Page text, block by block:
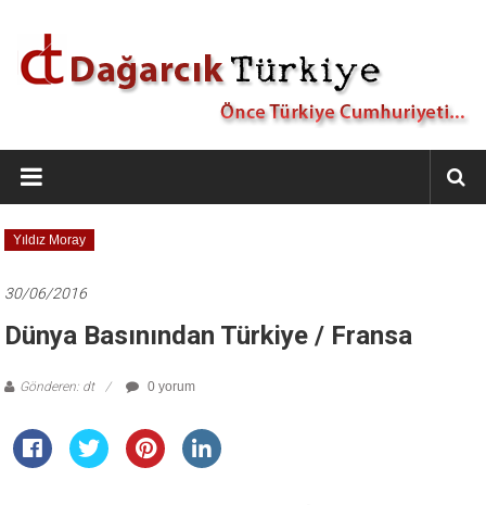
Dağarcık
Türkiye
Önce
Türkiye
Yıldız Moray
30/06/2016
Dünya Basınından Türkiye / Fransa
Gönderen: dt 0 yorum